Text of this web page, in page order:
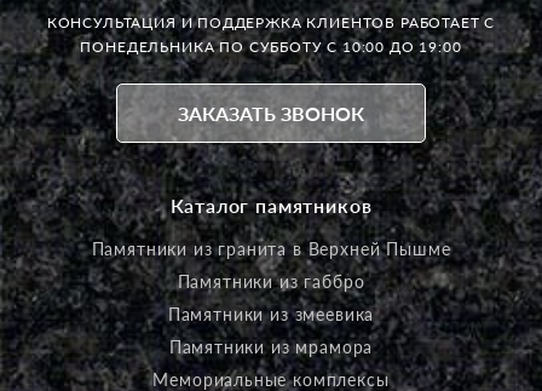
КОНСУЛЬТАЦИЯ И ПОДДЕРЖКА КЛИЕНТОВ РАБОТАЕТС
ПОНЕДЕЛЬНИКА ПО СУББОТУ С 10:00 ДО 19:00
ЗАКАЗАТЬ ЗВОНОК
Каталог памятников
Памятники из гранита в Верхней Пышме
Памятники из габбро
Памятники из змеевика
Памятники из мрамора
Мемориальные комплексы